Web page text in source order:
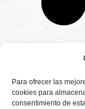
Para ofrecer las
cookies para
consentimiento de
de